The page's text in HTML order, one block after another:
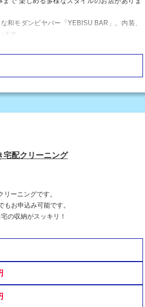
和モダンビヤバー「YEBISU BAR」。内装、
す。
材とお酒がおすすめです。
配クリーニング
ーニングです。
お申込み可能です。
の収納がスッキリ！